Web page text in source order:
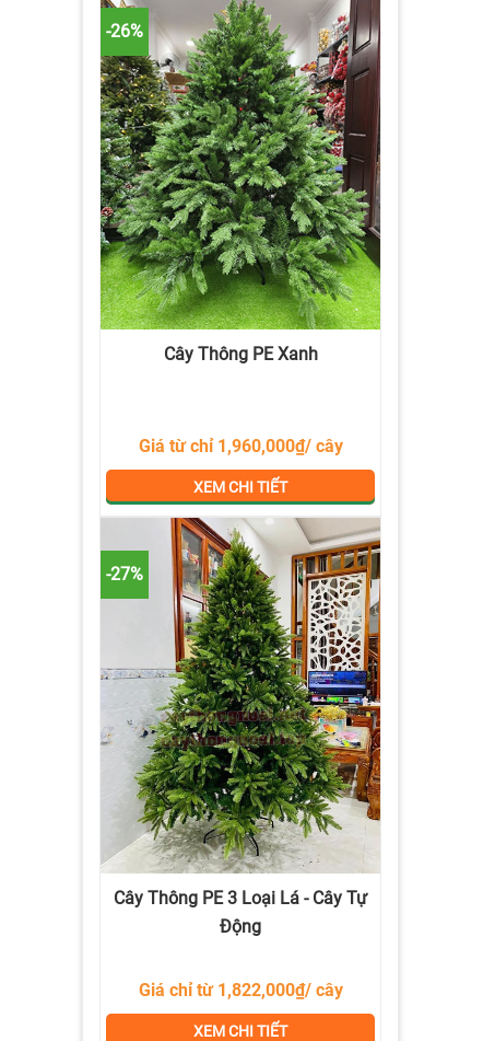
-26%
Cây Thông PE Xanh
Giá từ chỉ 1,960,000₫/ cây
XEM CHI TIẾT
-27%
Cây Thông PE 3 Loại Lá - Cây Tự
Động
Giá chỉ từ 1,822,000₫/ cây
XEM CHI TIẾT